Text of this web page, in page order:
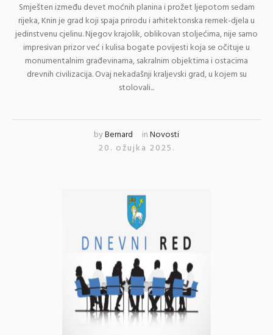
Smješten između devet moćnih planina i prožet ljepotom sedam
rijeka, Knin je grad koji spaja prirodu i arhitektonska remek-djela u
jedinstvenu cjelinu. Njegov krajolik, oblikovan stoljećima, nije samo
impresivan prizor već i kulisa bogate povijesti koja se očituje u
monumentalnim građevinama, sakralnim objektima i ostacima
drevnih civilizacija. Ovaj nekadašnji kraljevski grad, u kojem su
stolovali...
byBernard inNovosti
20. ožujka 2025.